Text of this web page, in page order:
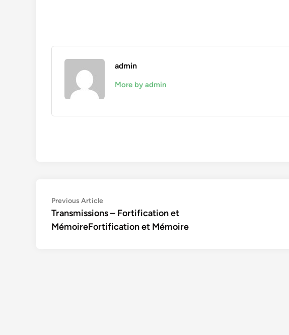
admin
More by admin
Navigation
de
l’article
Previous ArticlePrevious
article:
Transmissions – Fortification et
MémoireFortification et Mémoire